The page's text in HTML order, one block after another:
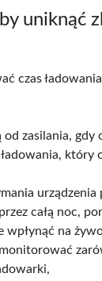
uniknąć
czas
od zasilania, gdy
który
urządzenia
całą noc,
wpłynąć na